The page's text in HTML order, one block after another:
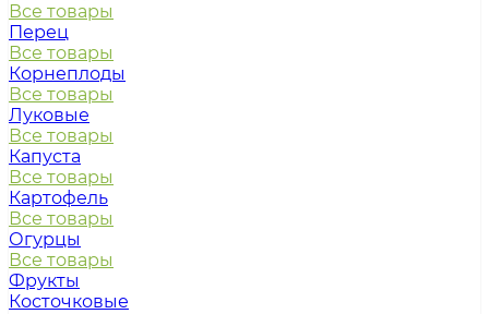
Все товары
Перец
Все товары
Корнеплоды
Все товары
Луковые
Все товары
Капуста
Все товары
Картофель
Все товары
Огурцы
Все товары
Фрукты
Косточковые